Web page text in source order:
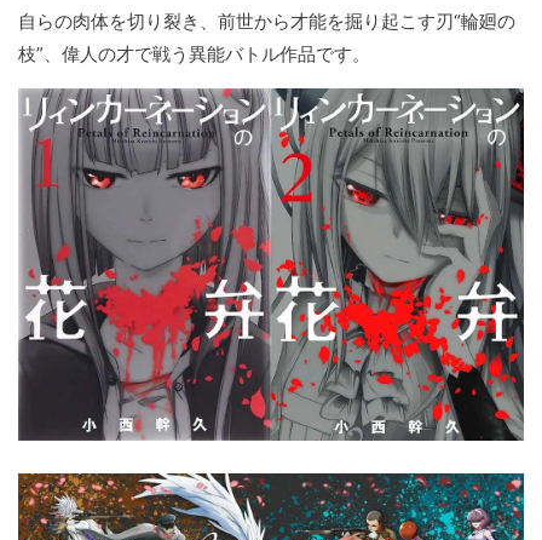
自らの肉体を切り裂き、前世から才能を掘り起こす刃“輪廻の
枝”、偉人の才で戦う異能バトル作品です。